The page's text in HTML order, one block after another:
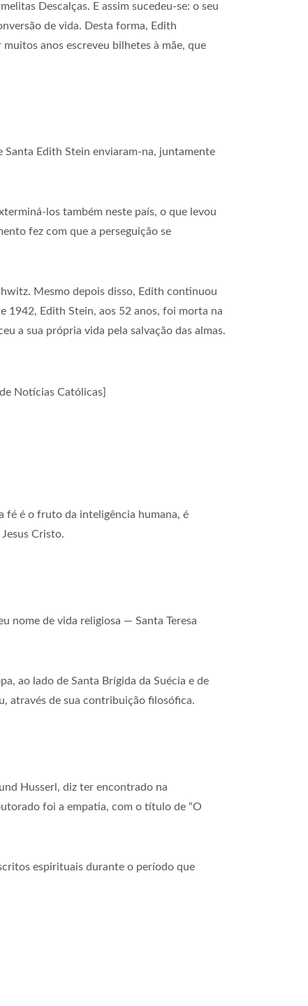
Descalças. E assim sucedeu-se: o seu
de vida. Desta forma, Edith
anos escreveu bilhetes à mãe, que
Santa Edith Stein enviaram-na, juntamente
los também neste país, o que levou
fez com que a perseguição se
Mesmo depois disso, Edith continuou
1942, Edith Stein, aos 52 anos, foi morta na
a sua própria vida pela salvação das almas.
Notícias Católicas]
fé é o fruto da inteligência humana, é
Cristo.
nome de vida religiosa — Santa Teresa
ao lado de Santa Brígida da Suécia e de
através de sua contribuição filosófica.
Husserl, diz ter encontrado na
foi a empatia, com o título de “O
espirituais durante o período que